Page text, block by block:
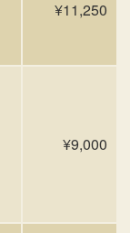
¥11,250
¥9,000